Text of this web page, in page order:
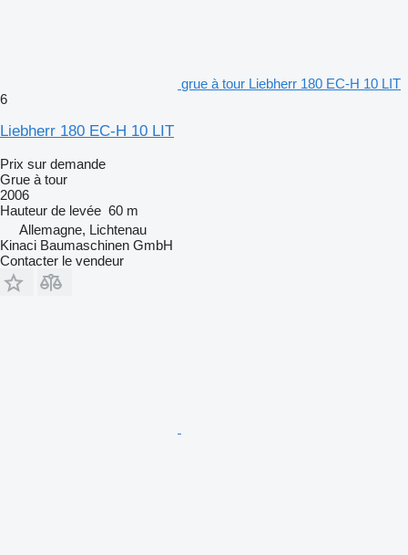
grue à tour Liebherr 180 EC-H 10 LIT
6
Liebherr 180 EC-H 10 LIT
Prix sur demande
Grue à tour
2006
Hauteur de levée 60 m
Allemagne, Lichtenau
Kinaci Baumaschinen GmbH
Contacter le vendeur